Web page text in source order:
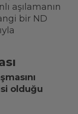
aşılamanın
bir ND
olduğu